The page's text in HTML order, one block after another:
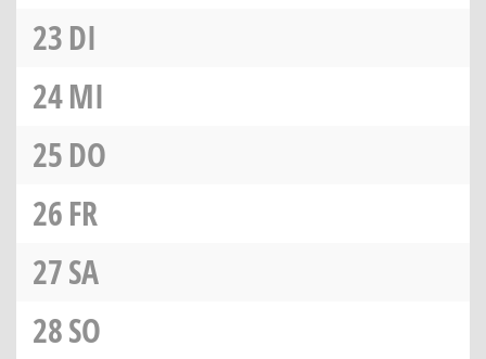
23DI
24MI
25DO
26FR
27SA
28SO